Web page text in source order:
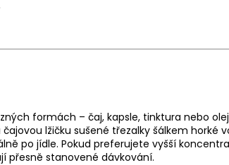
formách – čaj, kapsle, tinktura nebo
lžičku sušené třezalky šálkem horké
po jídle. Pokud preferujete vyšší
přesně stanovené dávkování.